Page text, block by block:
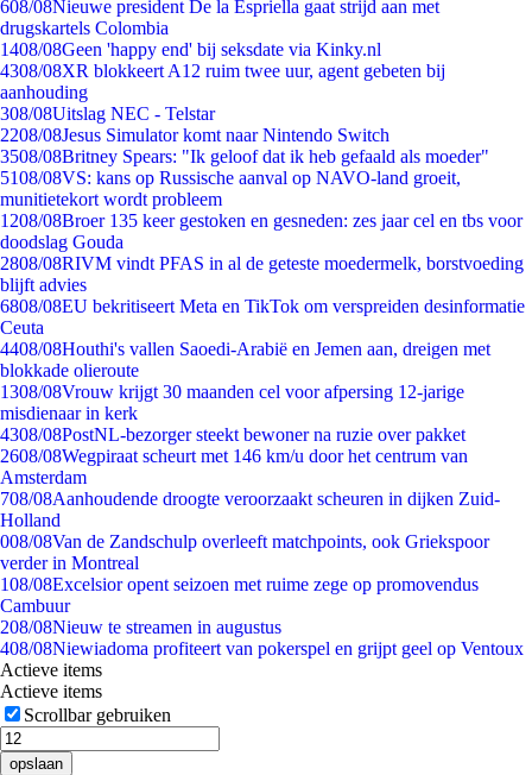
608/08Nieuwe president De la Espriella gaat strijd aan met
drugskartels Colombia
1408/08Geen 'happy end' bij seksdate via Kinky.nl
4308/08XR blokkeert A12 ruim twee uur, agent gebeten bij
aanhouding
308/08Uitslag NEC - Telstar
2208/08Jesus Simulator komt naar Nintendo Switch
3508/08Britney Spears: "Ik geloof dat ik heb gefaald als moeder"
5108/08VS: kans op Russische aanval op NAVO-land groeit,
munitietekort wordt probleem
1208/08Broer 135 keer gestoken en gesneden: zes jaar cel en tbs voor
doodslag Gouda
2808/08RIVM vindt PFAS in al de geteste moedermelk, borstvoeding
blijft advies
6808/08EU bekritiseert Meta en TikTok om verspreiden desinformatie
Ceuta
4408/08Houthi's vallen Saoedi-Arabië en Jemen aan, dreigen met
blokkade olieroute
1308/08Vrouw krijgt 30 maanden cel voor afpersing 12-jarige
misdienaar in kerk
4308/08PostNL-bezorger steekt bewoner na ruzie over pakket
2608/08Wegpiraat scheurt met 146 km/u door het centrum van
Amsterdam
708/08Aanhoudende droogte veroorzaakt scheuren in dijken Zuid-
Holland
008/08Van de Zandschulp overleeft matchpoints, ook Griekspoor
verder in Montreal
108/08Excelsior opent seizoen met ruime zege op promovendus
Cambuur
208/08Nieuw te streamen in augustus
408/08Niewiadoma profiteert van pokerspel en grijpt geel op Ventoux
Actieve items
Actieve items
Scrollbar gebruiken
opslaan